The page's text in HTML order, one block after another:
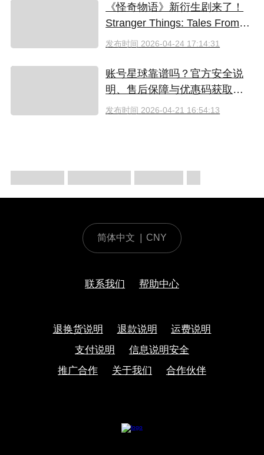
《怪奇物语》新衍生剧来了！
Stranger Things: Tales From
'85 好看吗？附奈飞拼车低价观
发布时间 2026-04-24 17:14:31
账号星球靠谱吗？官方安全说
明、售后保障与优惠码获取指
南（2026）
发布时间 2026-04-21 16:54:13
简体中文 CNY
联系我们 帮助中心
退换货说明 退款说明
运费说明
支付说明
信息说明安全
推广合作
关于我们 合作伙伴